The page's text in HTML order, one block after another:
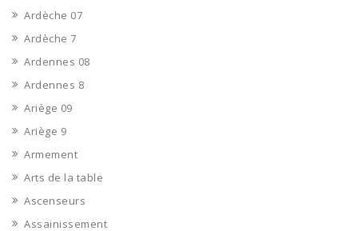
Ardèche 07
Ardèche 7
Ardennes 08
Ardennes 8
Ariège 09
Ariège 9
Armement
Arts de la table
Ascenseurs
Assainissement